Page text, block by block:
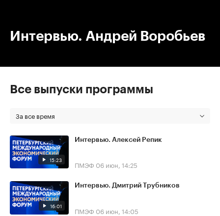
Интервью. Андрей Воробьев
Все выпуски программы
За все время
15:23
Интервью. Алексей Репик
ПМЭФ 06 июн, 14:25
16:01
Интервью. Дмитрий Трубников
ПМЭФ 06 июн, 14:05